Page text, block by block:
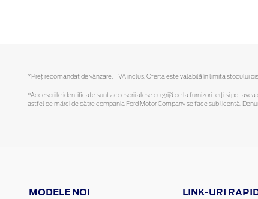
*Preţ recomandat de vânzare, TVA inclus. Oferta este valabilă în limita stocului
*Accesoriile identificate sunt accesorii alese cu grijă de la furnizori terți și pot
astfel de mărci de către compania Ford Motor Company se face sub licență.
MODELE NOI LINK-URI